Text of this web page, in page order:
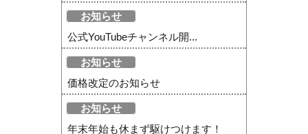
お知らせ
公式YouTubeチャンネル開...
お知らせ
価格改定のお知らせ
お知らせ
年末年始も休まず駆けつけます！